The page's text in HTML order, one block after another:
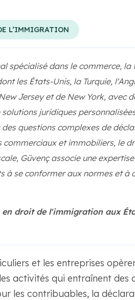
L’IMMIGRATION
spécialisé dans le commerce, la
les États-Unis, la Turquie,
Jersey et de New York, avec
juridiques
questions complexes de
et immobiliers, le
Güvenç associe une
à se conformer aux normes et à
droit de l'immigration aux
et les entreprises
activités qui entraînent des
les contribuables, la